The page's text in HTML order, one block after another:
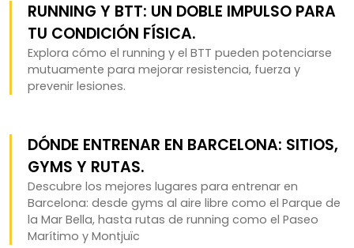
RUNNING Y BTT: UN DOBLE IMPULSO PARA
TU CONDICIÓN FÍSICA.
Explora cómo el running y el BTT pueden potenciarse
mutuamente para mejorar resistencia, fuerza y
prevenir lesiones.
DÓNDE ENTRENAR EN BARCELONA: SITIOS,
GYMS Y RUTAS.
Descubre los mejores lugares para entrenar en
Barcelona: desde gyms al aire libre como el Parque de
la Mar Bella, hasta rutas de running como el Paseo
Marítimo y Montjuïc